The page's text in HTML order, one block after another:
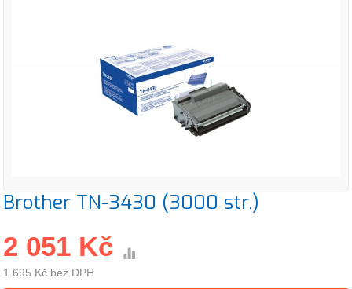
Brother TN-3430 (3000 str.)
2 051 Kč
1 695 Kč bez DPH